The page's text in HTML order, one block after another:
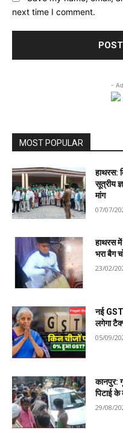
next time I comment.
-
MOST POPULAR
हाथरस:
सूत्रीय
मांग
07/07/
हाथरस
भरा बैग
23/02/
नई GST
लगेगा
05/09/
कानपुर:
पिटाई के
29/08/